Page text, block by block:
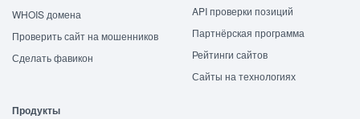
WHOIS домена
Проверить сайт на мошенников
Сделать фавикон
API проверки позиций
Партнёрская программа
Рейтинги сайтов
Сайты на технологиях
Продукты